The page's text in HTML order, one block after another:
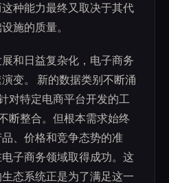
种能力最终又取决于其代
施的质量。
和日益复杂化，电子商务
变。 新的数据类别不断涌
对特定电商平台开发的工
断整合。但根本需求始终
、价格和竞争态势的准
子商务领域取得成功。这
态系统正是为了满足这一